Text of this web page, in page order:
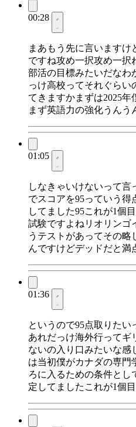
00:28
まあもう先に言いますけ
ですね攻め一択攻め一択
部活の目標みたいだなわ
っけ高校ってそれぐらい
てきますかまずは2025年
まず英語力の強化うんう
01:05
しなきゃいけないって
でスコアを95っていう
してました95これが1個
試験ですよねリオリンゴ
うテストがあってその略
んですけどデッドだと満
01:36
というので95点取りた
あれだっけ海外行ってギ
ないの入り口みたいな感
は当初僕がカナダの専門
ろに入るための条件とし
定してましたこれが1個